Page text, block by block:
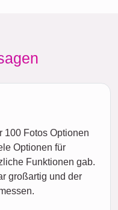
100 Fotos Optionen
Optionen für
Funktionen gab.
großartig und der